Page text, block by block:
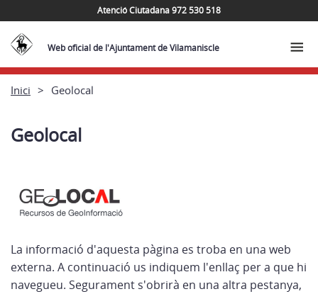
Atenció Ciutadana 972 530 518
Web oficial de l'Ajuntament de Vilamaniscle
Inici Geolocal
Geolocal
La informació d'aquesta pàgina es troba en una web
externa. A continuació us indiquem l'enllaç per a que hi
navegueu. Segurament s'obrirà en una altra pestanya,